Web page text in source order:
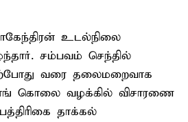
உடல்நிலை
சம்பவம் செந்தில்
வரை தலைமறைவாக
கொலை வழக்கில் விசாரணை
தாக்கல்